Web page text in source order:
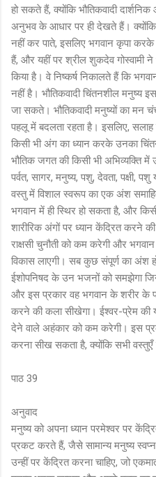
हो सकते हैं, क्योंकि भौतिकवादी
अनुभव के आधार पर ही देखते हैं। क्योंकि
नहीं कर पाते, इसलिए भगवान कृपा
हैं, और यहीं पर श्रील शुकदेव गोस्वामी
किया है। वे निष्कर्ष निकालते हैं कि
नहीं है। भौतिकवादी चिंतनशील मनुष्य
जा सकते। भौतिकवादी मनुष्यों का मन
पहलू में बदलता रहता है। इसलिए, सलाह
किसी भी अंग का ध्यान करके उनका
भौतिक जगत की किसी भी अभिव्यक्ति
पर्वत, सागर, मनुष्य, पशु, देवता, पक्षी,
वस्तु में विशाल स्वरूप का एक अंश
भगवान में ही स्थिर हो सकता है, और
शारीरिक अंगों पर ध्यान केंद्रित करने
राक्षसी चुनौती को कम करेगी और
विकास लाएगी। सब कुछ संपूर्ण का अंश
ईशोपनिषद के उन भजनों को समझेगा
और इस प्रकार वह भगवान के शरीर के
करने की कला सीखेगा। ईश्वर-प्रेम की
देने वाले अहंकार को कम करेगी। इस
करना सीख सकता है, क्योंकि सभी
पाठ 39
अनुवाद
मनुष्य को अपना ध्यान परमेश्वर पर
प्रकट करते हैं, जैसे सामान्य मनुष्य
उन्हीं पर केंद्रित करना चाहिए, जो